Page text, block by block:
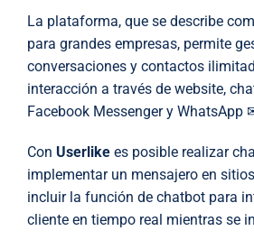
La plataforma, que se describe
para grandes empresas, permite
conversaciones y contactos
interacción a través de website,
Facebook Messenger y WhatsApp
Con Userlike es posible realizar
implementar un mensajero en
incluir la función de chatbot para
cliente en tiempo real mientras se